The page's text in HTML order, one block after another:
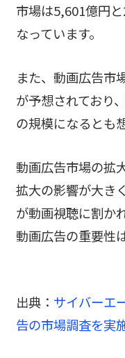
市場は5,601億円
なっています。
また、動画広告市
が予想されており
の規模になるとも
動画広告市場の拡
拡大の影響が大き
が動画視聴に割か
動画広告の重要性
出典： サイバーエ
告の市場調査を実